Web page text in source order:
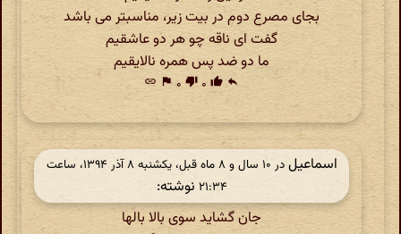
بجای مصرع دوم در بیت زیر، مناسبتر می باشد
گفت ای ناقه چو هر دو عاشقیم
ما دو ضد پس همره نالایقیم
reply
thumb_up ۰ thumb_down ۰ flag
link
اسماعیل
در ‫۱۰ سال و ۸ ماه قبل، یکشنبه ۸ آذر ۱۳۹۴، ساعت
۲۱:۳۴ نوشته:
جان گشاید سوی بالا بالها